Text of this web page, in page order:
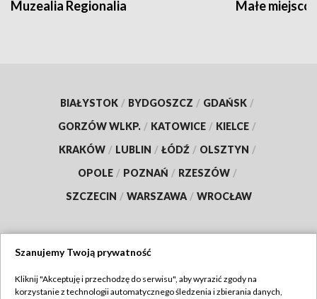
Muzealia Regionalia Małe
BIAŁYSTOK / BYDGOSZCZ / GDAŃSK /
GORZÓW WLKP. / KATOWICE / KIELCE /
KRAKÓW / LUBLIN / ŁÓDŹ / OLSZTYN /
OPOLE / POZNAŃ / RZESZÓW /
SZCZECIN / WARSZAWA / WROCŁAW
TVP
Szanujemy Twoją prywatność
Kliknij "Akceptuję i przechodzę do serwisu", aby wyrazić zgody na
korzystanie z technologii automatycznego śledzenia i zbierania danych,